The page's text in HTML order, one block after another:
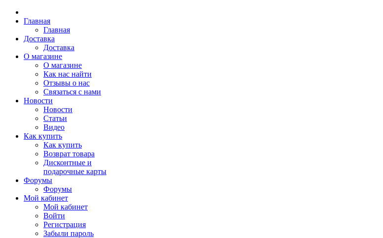
Главная
Главная
Доставка
Доставка
О магазине
О магазине
Как нас найти
Отзывы о нас
Связаться с нами
Новости
Новости
Статьи
Видео
Как купить
Как купить
Возврат товара
Дисконтные и
подарочные карты
Форумы
Форумы
Мой кабинет
Мой кабинет
Войти
Регистрация
Забыли пароль